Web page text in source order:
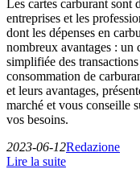
Les cartes carburant sont
entreprises et les
dont les dépenses en
nombreux avantages : un
simplifiée des
consommation de
et leurs avantages,
marché et vous conseille
vos besoins.
2023-06-12Redazione
Lire la suite